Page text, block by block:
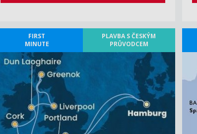
FIRST
MINUTE
PLAVBA S ČESKÝM
PRŮVODCEM
ZOBRAZIT DETAIL
24.08.2027 – 05.09.2027
45 250 KČ/OS.